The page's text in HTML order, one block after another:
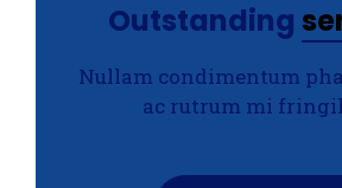
Outstanding
Nullam condimentum
ac rutrum mi